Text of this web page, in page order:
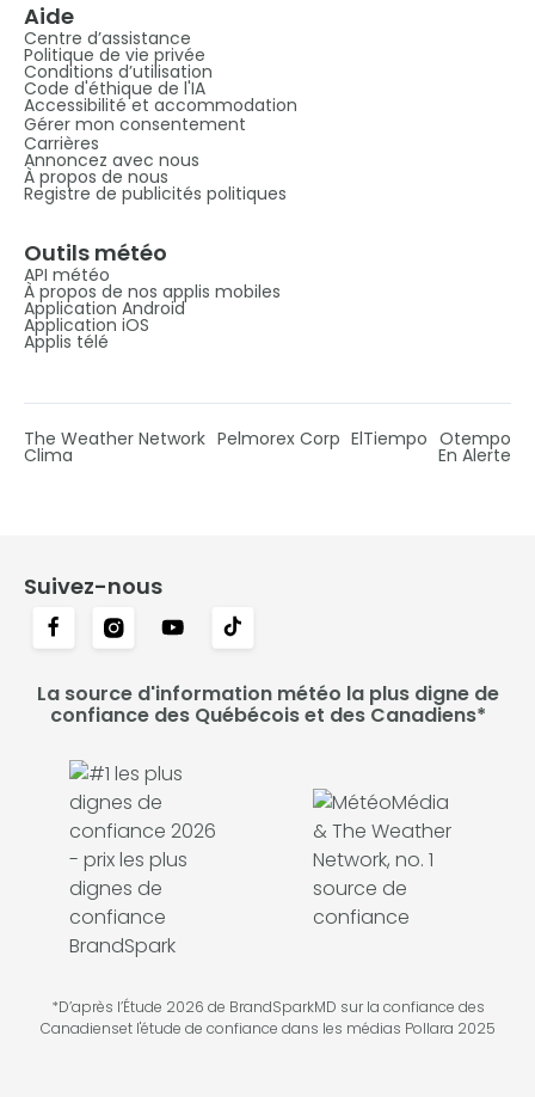
Aide
Centre d’assistance
Politique de vie privée
Conditions d’utilisation
Code d'éthique de l'IA
Accessibilité et accommodation
Gérer mon consentement
Carrières
Annoncez avec nous
À propos de nous
Registre de publicités politiques
Outils météo
API météo
À propos de nos applis mobiles
Application Android
Application iOS
Applis télé
The Weather Network Pelmorex Corp ElTiempo Otempo
Clima En Alerte
Suivez-nous
La source d'information météo la plus digne de
confiance des Québécois et des Canadiens*
*D’après l’Étude 2026 de BrandSparkMD sur la confiance des
Canadienset l'étude de confiance dans les médias Pollara 2025